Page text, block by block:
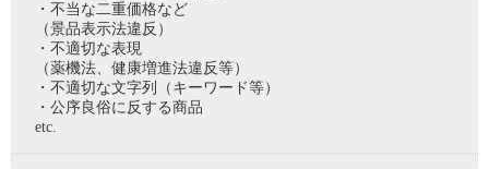
・不当な二重価格など
（景品表示法違反）
・不適切な表現
（薬機法、健康増進法違反等）
・不適切な文字列（キーワード等）
・公序良俗に反する商品
etc.